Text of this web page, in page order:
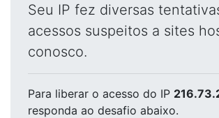
Seu IP fez diversas
acessos suspeitos a sites
conosco.
Para liberar o acesso do IP
responda ao desafio abaixo.